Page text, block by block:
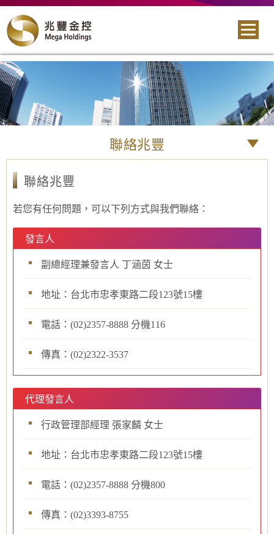
聯絡兆豐
聯絡兆豐
若您有任何問題，可以下列方式與我們聯絡：
發言人
副總經理兼發言人 丁涵茵 女士
地址：台北市忠孝東路二段123號15樓
電話：(02)2357-8888 分機116
傳真：(02)2322-3537
代理發言人
行政管理部經理 張家麟 女士
地址：台北市忠孝東路二段123號15樓
電話：(02)2357-8888 分機800
傳真：(02)3393-8755